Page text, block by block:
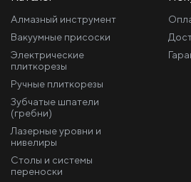
Алмазный инструмент
Вакуумные присоски
Электрические
плиткорезы
Ручные плиткорезы
Зубчатые шпатели
(гребни)
Лазерные уровни и
нивелиры
Столы и системы
переноски